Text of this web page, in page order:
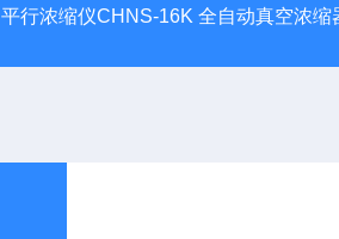
平行浓缩仪CHNS-16K 全自动真空浓缩